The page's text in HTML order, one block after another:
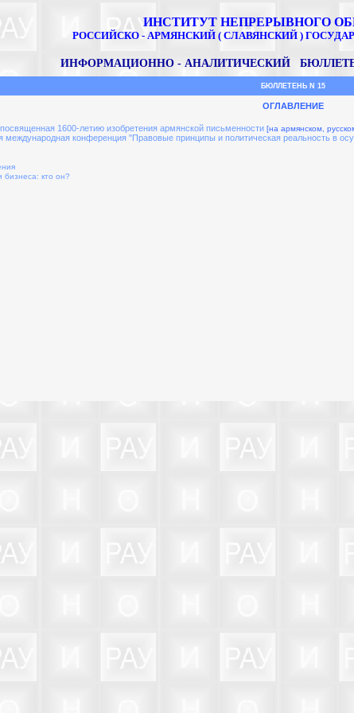
ИНСТИТУТ НЕПРЕРЫВНОГО
РОССИЙСКО - АРМЯНСКИЙ ( СЛАВЯНСКИЙ )
ИНФОРМАЦИОННО - АНАЛИТИЧЕСКИЙ
БЮЛЛЕТЕНЬ N 15
ОГЛАВЛЕНИЕ
1600-летию изобретения армянской письменности [на армянском,
международная конференция "Правовые принципы и политическая реальность в
бизнеса: кто он?